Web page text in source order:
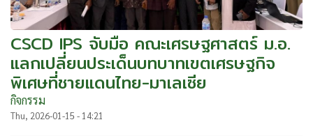
CSCD IPS จับมือ คณะเศรษฐศาสตร์ ม.อ.
แลกเปลี่ยนประเด็นบทบาทเขตเศรษฐกิจ
พิเศษที่ชายแดนไทย-มาเลเซีย
กิจกรรม
Thu, 2026-01-15 - 14:21